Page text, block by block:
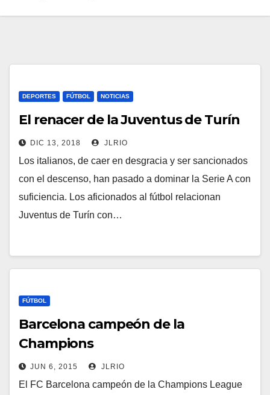
DEPORTES FÚTBOL NOTICIAS
El renacer de la Juventus de Turín
DIC 13, 2018 JLRIO
Los italianos, de caer en desgracia y ser sancionados
con el descenso, han pasado a dominar la Serie A con
suficiencia. Los aficionados al fútbol relacionan
Juventus de Turín con…
FÚTBOL
Barcelona campeón de la
Champions
JUN 6, 2015 JLRIO
El FC Barcelona campeón de la Champions League